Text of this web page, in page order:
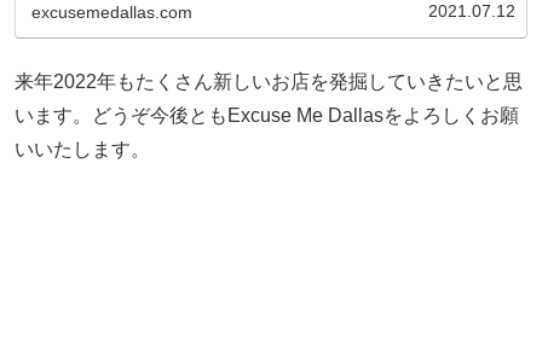
excusemedallas.com 2021.07.12
来年2022年もたくさん新しいお店を発掘していきたいと思
います。どうぞ今後ともExcuse Me Dallasをよろしくお願
いいたします。